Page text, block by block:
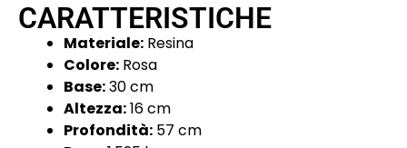
CARATTERISTICHE
Materiale: Resina
Colore: Rosa
Base:30 cm
Altezza:16 cm
Profondità: 57 cm